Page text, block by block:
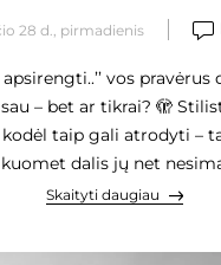
28 d., pirmadienis
apsirengti..’’ vos
– bet ar tikrai? 🫣
kodėl taip gali atrodyti –
dalis jų net
Šios problemos
vietą, sandėliuoti
Skaityti daugiau